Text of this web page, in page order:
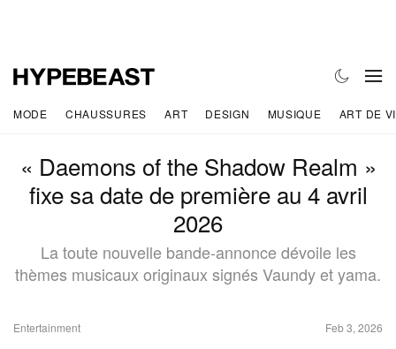
MODE CHAUSSURES ART DESIGN MUSIQUE ART DE
« Daemons of the Shadow Realm »
fixe sa date de première au 4 avril
2026
La toute nouvelle bande-annonce dévoile les
thèmes musicaux originaux signés Vaundy et yama.
Entertainment Feb 3, 2026